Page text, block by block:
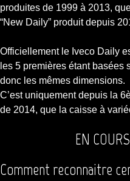
produites de 1999 à 2013,
“New Daily” produit depuis
Officiellement le Iveco Daily
les 5 premières étant basées
donc les mêmes dimensions.
C’est uniquement depuis la
de 2014, que la caisse à
EN
Comment reconnaitre